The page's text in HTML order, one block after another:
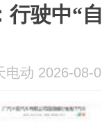
行驶中“
电动 2026-08-